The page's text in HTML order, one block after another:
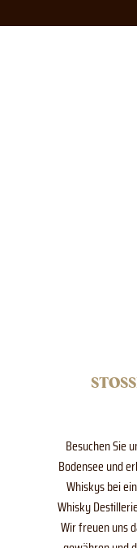
Besuchen Sie
Bodensee und
Whiskys bei
Whisky
Wir freuen uns